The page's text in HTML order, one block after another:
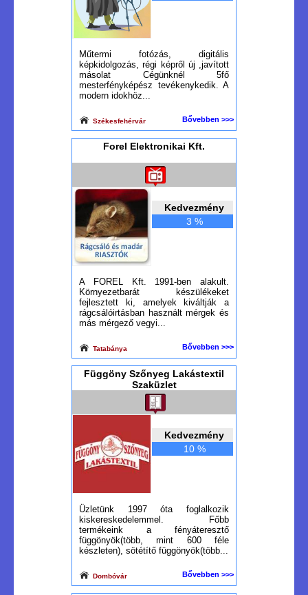
Műtermi fotózás, digitális
képkidolgozás, régi képről új ,javított
másolat Cégünknél 5fő
mesterfényképész tevékenykedik. A
modern idokhöz...
Székesfehérvár Bővebben >>>
Forel Elektronikai Kft.
Kedvezmény
3 %
A FOREL Kft. 1991-ben alakult.
Környezetbarát készülékeket
fejlesztett ki, amelyek kiváltják a
rágcsálóirtásban használt mérgek és
más mérgező vegyi...
Tatabánya Bővebben >>>
Függöny Szőnyeg Lakástextil
Szaküzlet
Kedvezmény
10 %
Üzletünk 1997 óta foglalkozik
kiskereskedelemmel. Főbb
termékeink a fényáteresztő
függönyök(több, mint 600 féle
készleten), sötétítő függönyök(több...
Dombóvár Bővebben >>>